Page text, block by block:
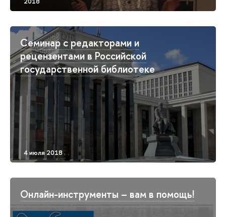
Семинар с редакторами и
рецензентами в Российской
государственной библиотеке
Онлайн-инструменты – вам в помощь!